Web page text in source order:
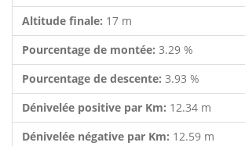
Altitude finale: 17 m
Pourcentage de montée: 3.29 %
Pourcentage de descente: 3.93 %
Dénivelée positive par Km: 12.34 m
Dénivelée négative par Km: 12.59 m